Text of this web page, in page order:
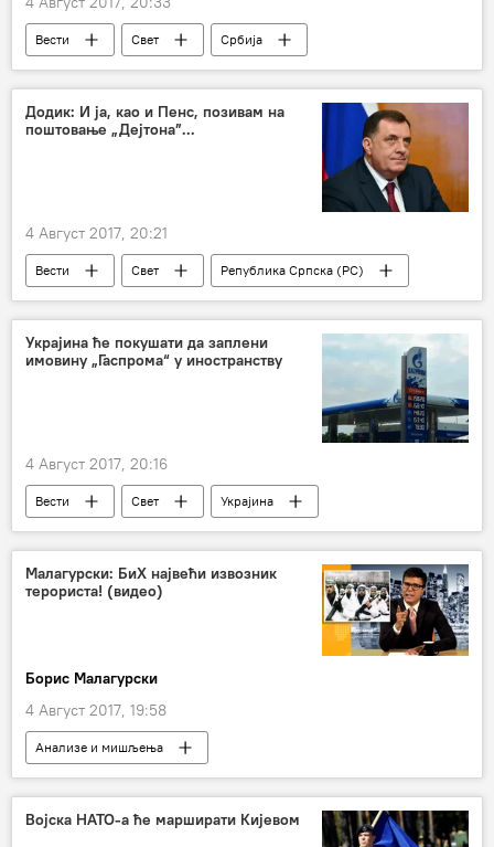
Вести Свет
Србија
Црна Гора
Регион
Додик: И ја, као и Пенс, позивам на
поштовање „Дејтона”...
4 Август 2017, 20:21
Вести Свет
Република Српска (РС)
Милорад Додик
Регион
Украјина ће покушати да заплени
имовину „Гаспрома“ у иностранству
4 Август 2017, 20:16
Вести Свет
Украјина
Гаспром
Малагурски: БиХ највећи извозник
терориста! (видео)
Борис Малагурски
4 Август 2017, 19:58
Анализе и мишљења
Коментари и Аналитика
Мултимедија
Видео
Србија малагурски
Војска НАТО-а ће марширати Кијевом